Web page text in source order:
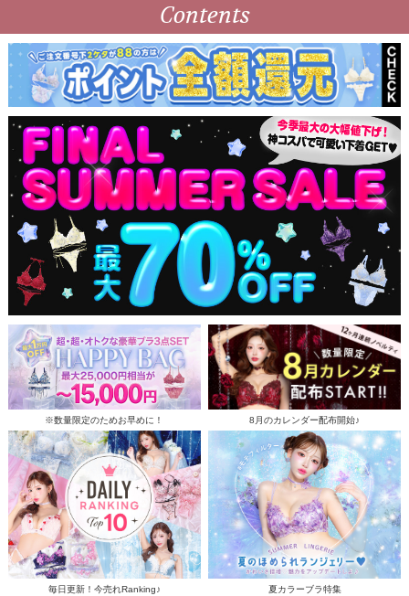
Contents
※数量限定のためお早めに！ 8月のカレンダー配布開始♪
毎日更新！今売れRanking♪ 夏カラーブラ特集